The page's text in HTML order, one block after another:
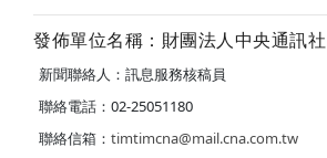
發佈單位名稱：財團法人中央通訊社
新聞聯絡人：訊息服務核稿員
聯絡電話：02-25051180
聯絡信箱： timtimcna@mail.cna.com.tw